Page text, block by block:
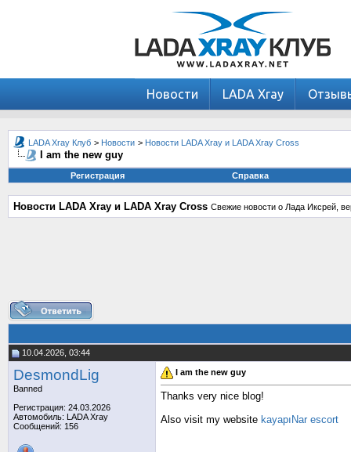
Новости LADA Xray
LADA Xray Клуб > Новости > Новости LADA Xray и LADA Xray Cross
I am the new guy
Регистрация Справка
Новости LADA Xray и LADA Xray Cross Свежие новости о Лада Иксрей,
10.04.2026, 03:44
DesmondLig
Banned
Регистрация: 24.03.2026
Автомобиль: LADA Xray
Сообщений: 156
I am the new guy
Thanks very nice blog!
Also visit my website kayapıNar escort